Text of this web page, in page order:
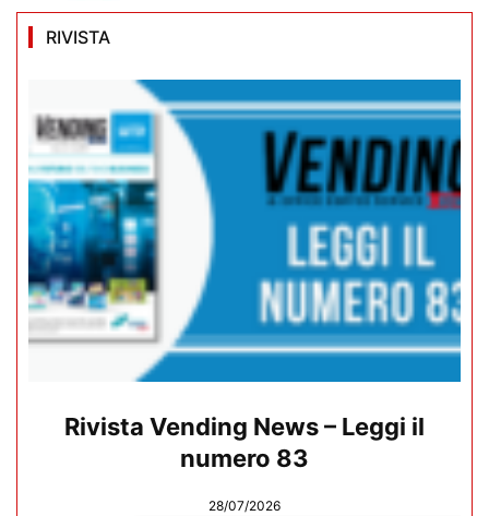
RIVISTA
Rivista Vending News – Leggi il
numero 83
28/07/2026